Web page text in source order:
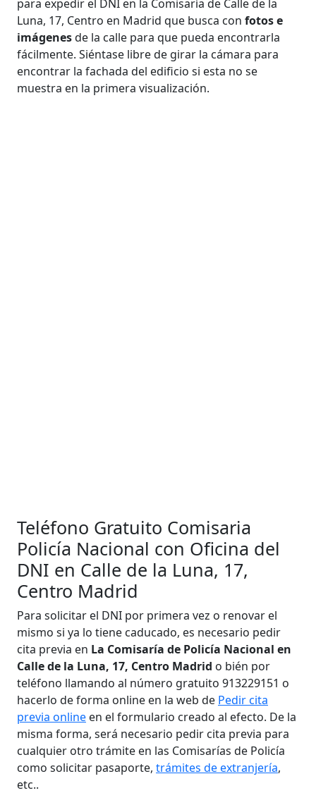
para expedir el DNI en la Comisaría de Calle de la
Luna, 17, Centro en Madrid que busca con fotos e
imágenesde la calle para que pueda encontrarla
fácilmente. Siéntase libre de girar la cámara para
encontrar la fachada del edificio si esta no se
muestra en la primera visualización.
Teléfono Gratuito Comisaria
Policía Nacional con Oficina del
DNI en Calle de la Luna, 17,
Centro Madrid
Para solicitar el DNI por primera vez o renovar el
mismo si ya lo tiene caducado, es necesario pedir
cita previa en La Comisaría de Policía Nacional en
Calle de la Luna, 17, Centro Madrid o bién por
teléfono llamando al número gratuito 913229151 o
hacerlo de forma online en la web de Pedir cita
previa online en el formulario creado al efecto. De la
misma forma, será necesario pedir cita previa para
cualquier otro trámite en las Comisarías de Policía
como solicitar pasaporte, trámites de extranjería,
etc..